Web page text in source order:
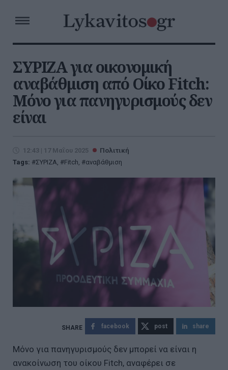
ΣΥΡΙΖΑ για οικονομική
αναβάθμιση από Οίκο Fitch:
Μόνο για πανηγυρισμούς δεν
είναι
12:43 | 17 Μαΐου 2025
Πολιτική
Tags:
ΣΥΡΙΖΑ, Fitch, αναβάθμιση
facebook post share
Μόνο για πανηγυρισμούς δεν μπορεί να είναι η
ανακοίνωση του οίκου Fitch, αναφέρει σε